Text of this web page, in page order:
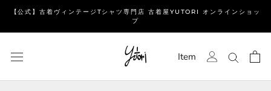
ッ
て
【公式】古着ヴィンテージTシャツ専門店 古着屋YUTORI オンラインショッ
プ
Item